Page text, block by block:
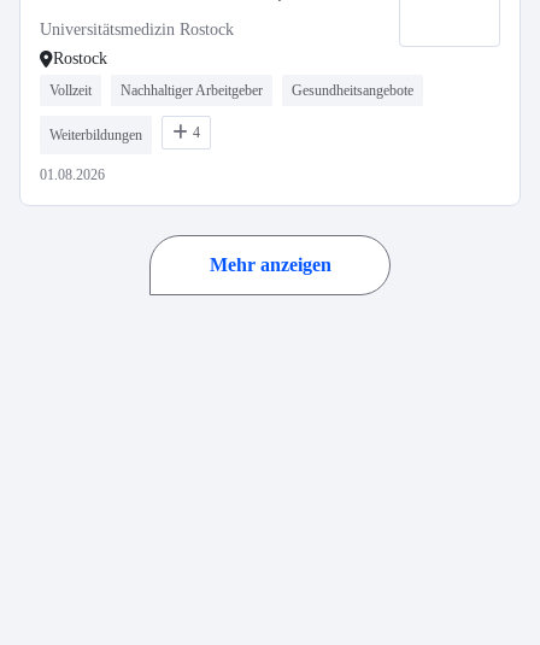
Gebäudemanagement und
Nachhaltigkeit
Universitätsmedizin Rostock
Rostock
Vollzeit Nachhaltiger Arbeitgeber Gesundheitsangebote
Weiterbildungen 4
01.08.2026
Mehr anzeigen